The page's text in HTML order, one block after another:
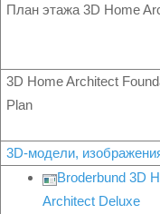
План этажа 3D Home
3D Home Architect
Plan
3D-модели,
Broderbund 3D
Architect Deluxe